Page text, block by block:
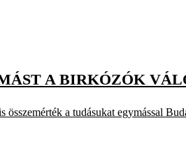
A BIRKÓZÓK
a tudásukat egymással